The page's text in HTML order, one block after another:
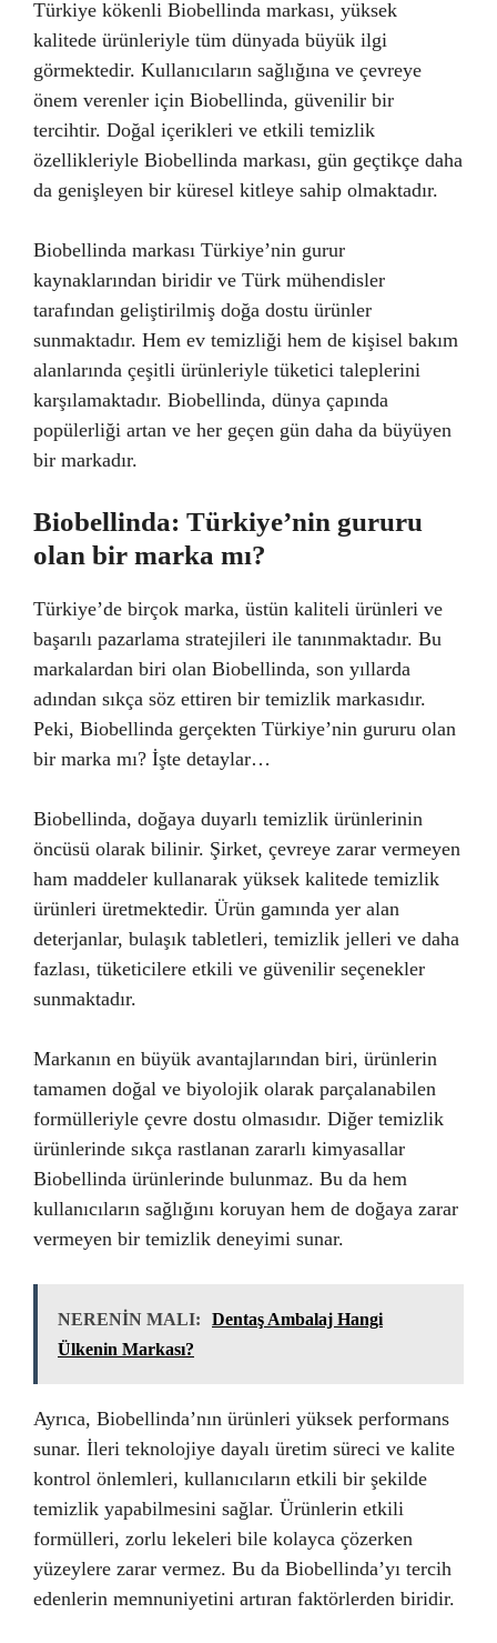
Türkiye kökenli Biobellinda markası, yüksek
kalitede ürünleriyle tüm dünyada büyük ilgi
görmektedir. Kullanıcıların sağlığına ve çevreye
önem verenler için Biobellinda, güvenilir bir
tercihtir. Doğal içerikleri ve etkili temizlik
özellikleriyle Biobellinda markası, gün geçtikçe daha
da genişleyen bir küresel kitleye sahip olmaktadır.
Biobellinda markası Türkiye’nin gurur
kaynaklarından biridir ve Türk mühendisler
tarafından geliştirilmiş doğa dostu ürünler
sunmaktadır. Hem ev temizliği hem de kişisel bakım
alanlarında çeşitli ürünleriyle tüketici taleplerini
karşılamaktadır. Biobellinda, dünya çapında
popülerliği artan ve her geçen gün daha da büyüyen
bir markadır.
Biobellinda: Türkiye’nin gururu
olan bir marka mı?
Türkiye’de birçok marka, üstün kaliteli ürünleri ve
başarılı pazarlama stratejileri ile tanınmaktadır. Bu
markalardan biri olan Biobellinda, son yıllarda
adından sıkça söz ettiren bir temizlik markasıdır.
Peki, Biobellinda gerçekten Türkiye’nin gururu olan
bir marka mı? İşte detaylar…
Biobellinda, doğaya duyarlı temizlik ürünlerinin
öncüsü olarak bilinir. Şirket, çevreye zarar vermeyen
ham maddeler kullanarak yüksek kalitede temizlik
ürünleri üretmektedir. Ürün gamında yer alan
deterjanlar, bulaşık tabletleri, temizlik jelleri ve daha
fazlası, tüketicilere etkili ve güvenilir seçenekler
sunmaktadır.
Markanın en büyük avantajlarından biri, ürünlerin
tamamen doğal ve biyolojik olarak parçalanabilen
formülleriyle çevre dostu olmasıdır. Diğer temizlik
ürünlerinde sıkça rastlanan zararlı kimyasallar
Biobellinda ürünlerinde bulunmaz. Bu da hem
kullanıcıların sağlığını koruyan hem de doğaya zarar
vermeyen bir temizlik deneyimi sunar.
NERENİN MALI:
Dentaş Ambalaj Hangi
Ülkenin Markası?
Ayrıca, Biobellinda’nın ürünleri yüksek performans
sunar. İleri teknolojiye dayalı üretim süreci ve kalite
kontrol önlemleri, kullanıcıların etkili bir şekilde
temizlik yapabilmesini sağlar. Ürünlerin etkili
formülleri, zorlu lekeleri bile kolayca çözerken
yüzeylere zarar vermez. Bu da Biobellinda’yı tercih
edenlerin memnuniyetini artıran faktörlerden biridir.